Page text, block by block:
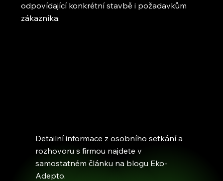
odpovídající konkrétní stavbě i požadavkům
zákazníka.
Detailní informace z osobního setkání a
rozhovoru s firmou najdete v
samostatném článku na blogu Eko-
Adepto.